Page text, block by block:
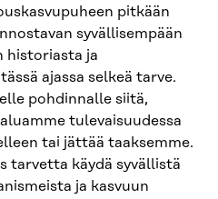
pitkään
syvällisempään
historiasta ja
ajassa selkeä tarve.
pohdinnalle siitä,
tulevaisuudessa
tai jättää taaksemme.
tarvetta käydä syvällistä
ja kasvuun